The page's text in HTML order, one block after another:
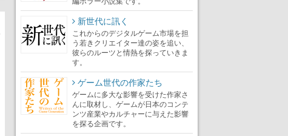
新世代に訊く
これからのデジタルゲーム市場を担
う若きクリエイター達の姿を追い、
彼らのルーツと情熱を探っていきま
す。
ゲーム世代の作家たち
ゲームに多大な影響を受けた作家さ
んに取材し、ゲームが日本のコンテ
ンツ産業やカルチャーに与えた影響
を探る企画です。